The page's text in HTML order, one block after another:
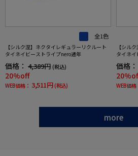
全1色
【シルク混】ネクタイレギュラーリクルート
タイネイビーストライプnero通年
価格： 4,389円 (税込)
20%off
WEB価格： 3,511円 (税込)
【シル
タイネ
価格：
WEB価格
more